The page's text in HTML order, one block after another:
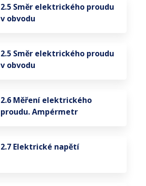
2.5 Směr elektrického proudu
v obvodu
2.5 Směr elektrického proudu
v obvodu
2.6 Měření elektrického
proudu. Ampérmetr
2.7 Elektrické napětí